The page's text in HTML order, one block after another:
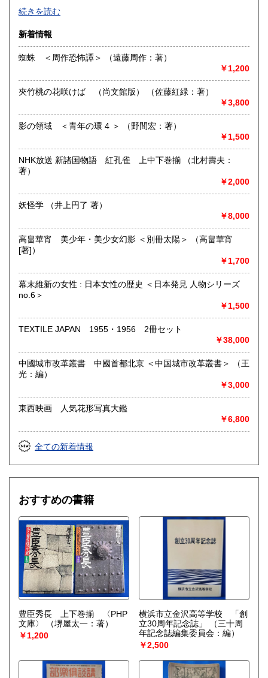
佐賀県
熊本県
宮崎県 185円 鹿児島県
185円
良書・古書とサブカルチャーの陰と陽。国史・軍事・宗教・
文芸・芸能・美術・工芸・趣味書より、CD・DVD・古書漫
の新旧書籍とおもちゃ混在乱舞のちらし寿司書店。江戸のト
ッピングもあります。
最寄駅：茅ヶ崎駅
営業時間：平日・祝日:9:00～15:00 土日:休日【※7月23日
(木)は臨時休業日とさせて頂きます。 ご不便をお掛けいたし
まして誠に申し訳ございません。】
定休日：土曜日・日曜日
書籍の買取について
-
取り扱い分野
哲学宗教、歴史、美術工芸、趣味、サブカルチャー
続きを読む
新着情報
蜘蛛 ＜周作恐怖譚＞ （遠藤周作：著）
￥1,200
夾竹桃の花咲けば （尚文館版） （佐藤紅緑：著）
￥3,800
影の領域 ＜青年の環 4 ＞ （野間宏：著）
￥1,500
NHK放送 新諸国物語 紅孔雀 上中下巻揃 （北村壽夫：
著）
￥2,000
妖怪学 （井上円了 著）
￥8,000
高畠華宵 美少年・美少女幻影 ＜別冊太陽＞ （高畠華宵
[著]）
￥1,700
幕末維新の女性 : 日本女性の歴史 ＜日本発見 人物シリーズ
no.6＞
￥1,500
TEXTILE JAPAN 1955・1956 2冊セット
￥38,000
中國城市改革叢書 中國首都北京 ＜中国城市改革叢書＞ （王
光：編）
￥3,000
東西映画 人気花形写真大鑑
￥6,800
全ての新着情報
おすすめの書籍
豊臣秀長 上下巻揃 〈PHP
文庫〉
（堺屋太一：著）
￥1,200
横浜市立金沢高等学校 「創
立30周年記念誌」
（三十周
年記念誌編集委員会：編）
￥2,500